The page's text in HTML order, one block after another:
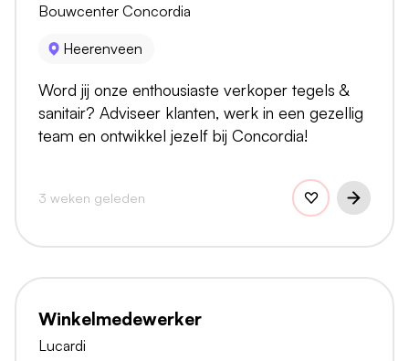
Bouwcenter Concordia
Heerenveen
Word jij onze enthousiaste verkoper tegels &
sanitair? Adviseer klanten, werk in een gezellig
team en ontwikkel jezelf bij Concordia!
3 weken geleden
Winkelmedewerker
Lucardi